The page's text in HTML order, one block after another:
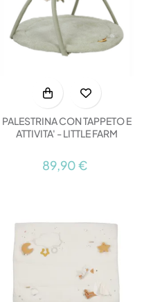
PALESTRINA CON TAPPETO E
ATTIVITA' - LITTLE FARM
89,90 €